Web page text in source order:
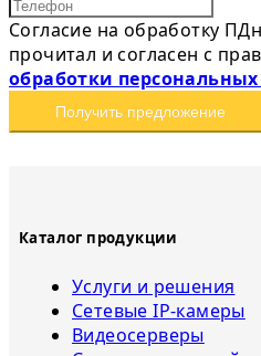
Согласие на обработку ПДн
прочитал и согласен с
обработки
Получить предложение
Каталог продукции
Услуги и решения
Сетевые IP-камеры
Видеосерверы